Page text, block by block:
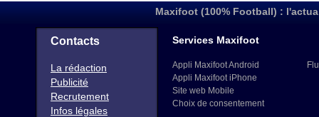
Maxifoot (100% Football) :
Contacts
La rédaction
Publicité
Recrutement
Infos légales
Services Maxifoot
Appli Maxifoot Android
Appli Maxifoot iPhone
Site web Mobile
Choix de consentement